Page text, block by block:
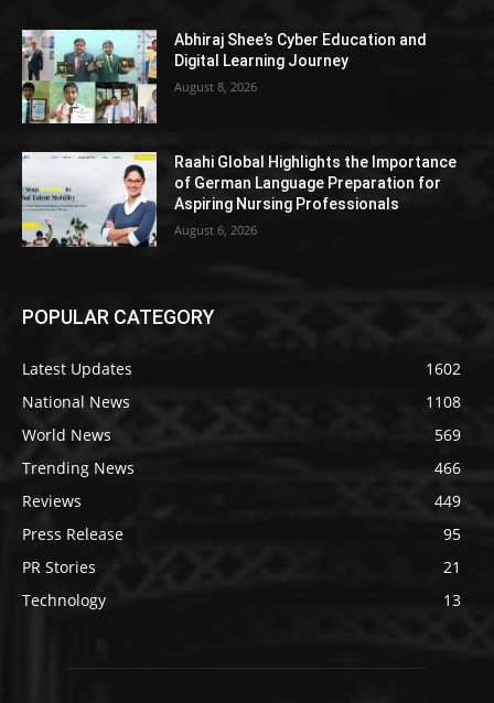
Abhiraj Shee’s Cyber Education and
Digital Learning Journey
August 8, 2026
Raahi Global Highlights the Importance
of German Language Preparation for
Aspiring Nursing Professionals
August 6, 2026
POPULAR CATEGORY
Latest Updates
1602
National News
1108
World News
569
Trending News
466
Reviews
449
Press Release
95
PR Stories
21
Technology
13